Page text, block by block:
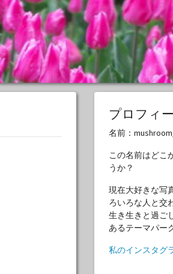
プロフィ
名前：
この名前はどこ
うか？
現在大好きな写
ろいろな人と交
生き生きと過ご
あるテーマパー
私のインスタグ